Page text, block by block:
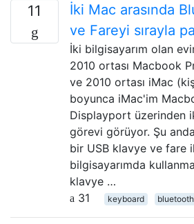
11
İki Mac arasında
ve Fareyi sırayla
İki bilgisayarım olan
2010 ortası Macbook
ve 2010 ortası iMac
boyunca iMac'im
Displayport üzerinden
görevi görüyor. Şu
bir USB klavye ve fare
bilgisayarımda
klavye …
31
keyboard bluetooth